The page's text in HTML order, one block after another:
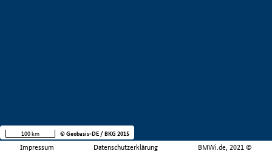
Impressum Datenschutzerklärung BMWi.de, 2021 ©
100 km © Geobasis-DE / BKG 2015